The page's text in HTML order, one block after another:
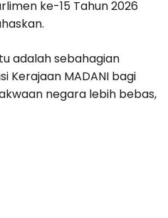
ke-15 Tahun 2026
adalah sebahagian
Kerajaan MADANI bagi
negara lebih bebas,